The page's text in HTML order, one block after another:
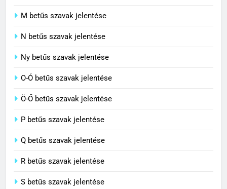
C BETŰS SZAVAK JELENTÉSE
8
Centenárium jelentése
M betűs szavak jelentése
N betűs szavak jelentése
Ny betűs szavak jelentése
O-Ó betűs szavak jelentése
Ö-Ő betűs szavak jelentése
P betűs szavak jelentése
Q betűs szavak jelentése
R betűs szavak jelentése
S betűs szavak jelentése